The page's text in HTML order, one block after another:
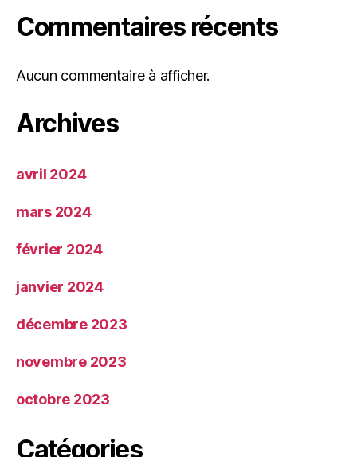
Commentaires récents
Aucun commentaire à afficher.
Archives
avril 2024
mars 2024
février 2024
janvier 2024
décembre 2023
novembre 2023
octobre 2023
Catégories